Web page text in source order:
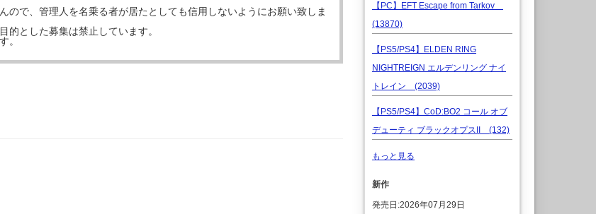
で、管理人を名乗る者が居たとしても信用しないようにお願い致しま
とした募集は禁止しています。
。
【PC】EFT Escape from Tarkov
(13870)
【PS5/PS4】ELDEN RING
NIGHTREIGN エルデンリング ナイ
トレイン (2039)
【PS5/PS4】CoD:BO2 コール オブ
デューティ ブラックオプスII (132)
もっと見る
新作
発売日:2026年07月29日